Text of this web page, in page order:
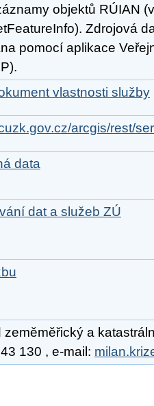
objektů RÚIAN
Zdrojová
pomocí aplikace
vlastnosti služby
arcgis/rest/
data
dat a služeb ZÚ
zeměměřický a
130 , e-mail: